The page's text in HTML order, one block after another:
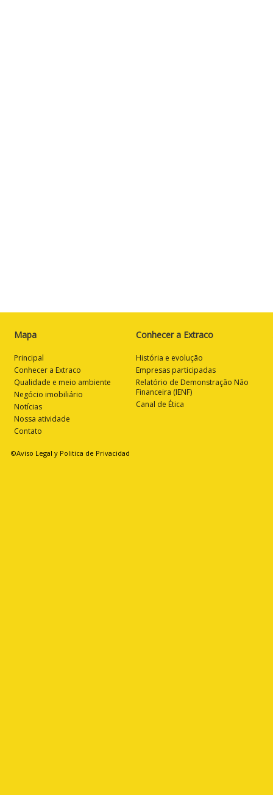
Mapa
Principal
Conhecer a Extraco
Qualidade e meio ambiente
Negócio imobiliário
Notícias
Nossa atividade
Contato
Conhecer a Extraco
História e evolução
Empresas participadas
Relatório de Demonstração Não
Financeira (IENF)
Canal de Ética
©Aviso Legal y Politica de Privacidad